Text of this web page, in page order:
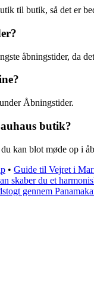
til butik, så det er
åbningstider, da
Åbningstider.
butik?
kan blot møde op i
• Guide til Vejret i
skaber du et
gennem